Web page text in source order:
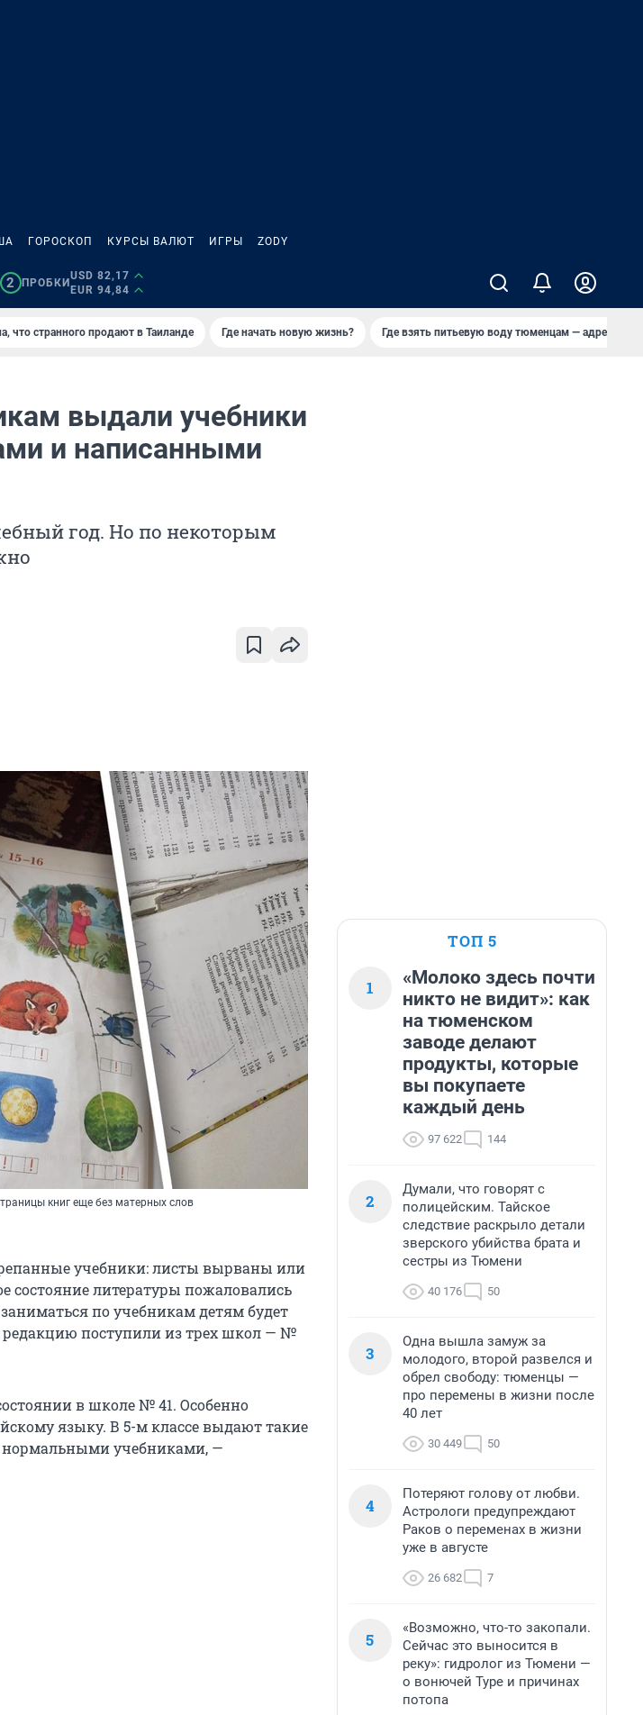
ГОРОСКОП КУРСЫ ВАЛЮТ ИГРЫ ZODY
2 ПРОБКИ
USD 82,17
EUR 94,84
что странного продают в Таиланде Где начать новую жизнь? Где взять питьевую воду тюменцам — адреса
выдали учебники
и написанными
год. Но по некоторым
книг еще без матерных слов
учебники: листы вырваны или
состояние литературы пожаловались
по учебникам детям будет
поступили из трех школ — №
в школе № 41. Особенно
языку. В 5-м классе выдают такие
нормальными учебниками, —
ТОП 5
1
«Молоко здесь почти
никто не видит»: как
на тюменском
заводе делают
продукты, которые
вы покупаете
каждый день
97 622 144
2
Думали, что говорят с
полицейским. Тайское
следствие раскрыло детали
зверского убийства брата и
сестры из Тюмени
40 176 50
3
Одна вышла замуж за
молодого, второй развелся и
обрел свободу: тюменцы —
про перемены в жизни после
40 лет
30 449 50
4
Потеряют голову от любви.
Астрологи предупреждают
Раков о переменах в жизни
уже в августе
26 682 7
5
«Возможно, что-то закопали.
Сейчас это выносится в
реку»: гидролог из Тюмени —
о вонючей Туре и причинах
потопа